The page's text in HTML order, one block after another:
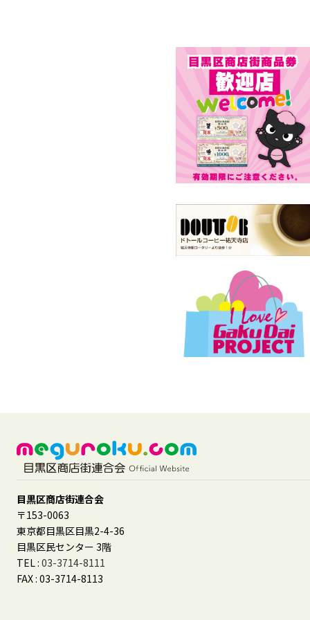
目黒区商店街連合会
〒153-0063
東京都目黒区目黒2-4-36
目黒区民センター 3階
TEL : 03-3714-8111
FAX : 03-3714-8113